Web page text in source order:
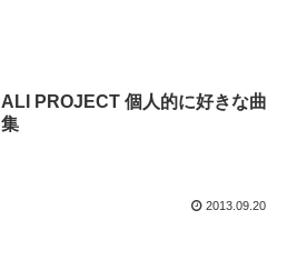
ALI PROJECT 個人的に好きな曲
集
2013.09.20